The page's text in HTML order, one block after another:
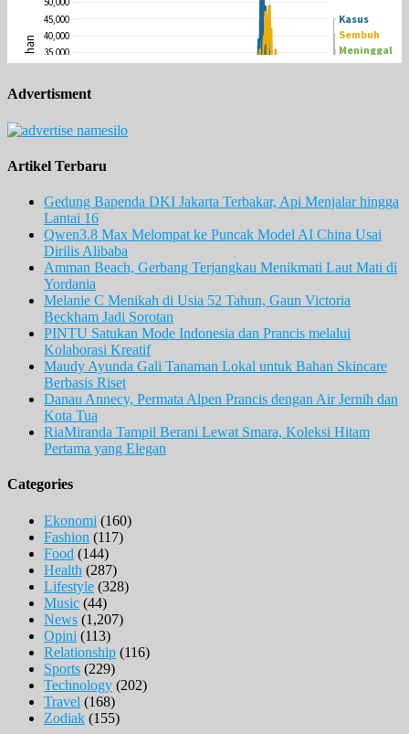
Advertisment
Artikel Terbaru
Gedung Bapenda DKI Jakarta Terbakar, Api Menjalar hingga
Lantai 16
Qwen3.8 Max Melompat ke Puncak Model AI China Usai
Dirilis Alibaba
Amman Beach, Gerbang Terjangkau Menikmati Laut Mati di
Yordania
Melanie C Menikah di Usia 52 Tahun, Gaun Victoria
Beckham Jadi Sorotan
PINTU Satukan Mode Indonesia dan Prancis melalui
Kolaborasi Kreatif
Maudy Ayunda Gali Tanaman Lokal untuk Bahan Skincare
Berbasis Riset
Danau Annecy, Permata Alpen Prancis dengan Air Jernih dan
Kota Tua
RiaMiranda Tampil Berani Lewat Smara, Koleksi Hitam
Pertama yang Elegan
Categories
Ekonomi (160)
Fashion (117)
Food (144)
Health (287)
Lifestyle (328)
Music (44)
News (1,207)
Opini (113)
Relationship (116)
Sports (229)
Technology (202)
Travel (168)
Zodiak (155)